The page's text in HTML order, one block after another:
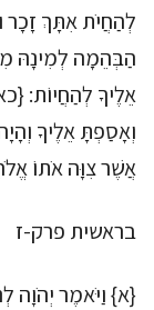
לְהַחֲיֹת אִתָּךְ זָכָר
הַבְּהֵמָה לְמִינָהּ
אֵלֶיךָ לְהַחֲיוֹת:
וְאָסַפְתָּ אֵלֶיךָ
אֲשֶׁר צִוָּה אֹתוֹ
בראשית פרק-ז
{א} וַיֹּאמֶר יְהֹוָה